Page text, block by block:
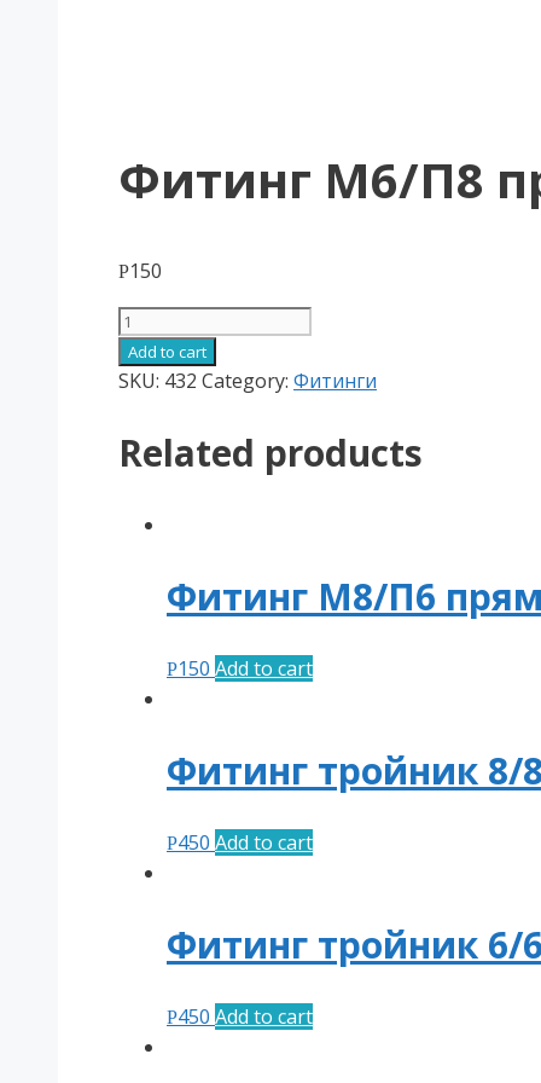
Фитинг М6/П8
Р150
Фитинг
М6/
П8
quantity
Add to cart
SKU: 432 Category: Фитинги
Related products
Фитинг М8/П6
Р150 Add to cart
Фитинг тройник 8/
Р450 Add to cart
Фитинг тройник 6/
Р450 Add to cart